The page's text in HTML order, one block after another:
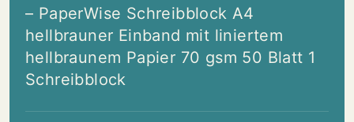
– PaperWise Schreibblock A4
hellbrauner Einband mit liniertem
hellbraunem Papier 70 gsm 50 Blatt 1
Schreibblock